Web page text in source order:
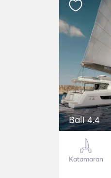
Bali 4.4
Katamaran